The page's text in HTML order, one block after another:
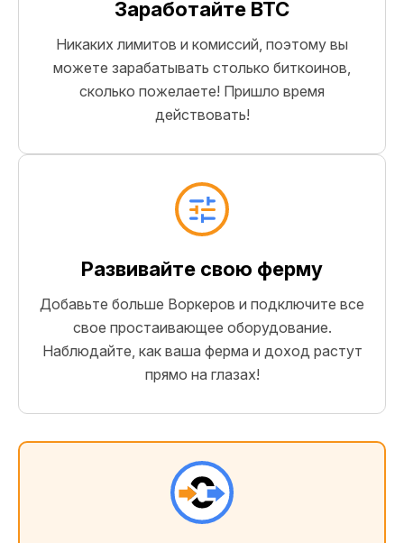
Заработайте BTC
Никаких лимитов и комиссий, поэтому вы
можете зарабатывать столько биткоинов,
сколько пожелаете! Пришло время
действовать!
Развивайте свою ферму
Добавьте больше Воркеров и подключите все
свое простаивающее оборудование.
Наблюдайте, как ваша ферма и доход растут
прямо на глазах!